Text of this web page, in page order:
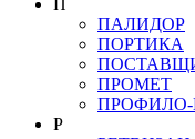
ПАЛИДОР
ПОРТИКА
ПРОМЕТ
ПРОФИЛО-
Р